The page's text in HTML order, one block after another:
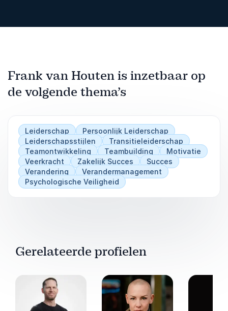
Frank van Houten is inzetbaar op
de volgende thema’s
Leiderschap
Persoonlijk Leiderschap
Leiderschapsstijlen
Transitieleiderschap
Teamontwikkeling
Teambuilding
Motivatie
Veerkracht
Zakelijk Succes
Succes
Verandering
Verandermanagement
Psychologische Veiligheid
Gerelateerde profielen